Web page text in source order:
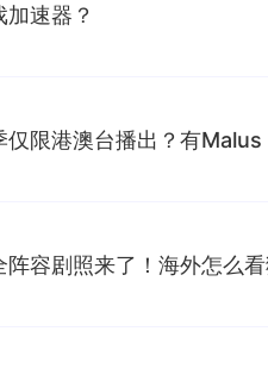
加速器？
仅限港澳台播出？有Malus
阵容剧照来了！海外怎么